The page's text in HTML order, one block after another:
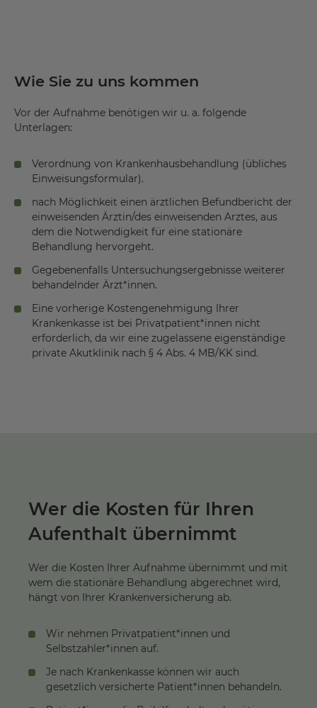
Wie Sie zu uns kommen
Vor der Aufnahme benötigen wir u. a. folgende
Unterlagen:
Verordnung von Krankenhausbehandlung (übliches
Einweisungsformular).
nach Möglichkeit einen ärztlichen Befundbericht der
einweisenden Ärztin/des einweisenden Arztes, aus
dem die Notwendigkeit für eine stationäre
Behandlung hervorgeht.
Gegebenenfalls Untersuchungsergebnisse weiterer
behandelnder Ärzt*innen.
Eine vorherige Kostengenehmigung Ihrer
Krankenkasse ist bei Privatpatient*innen nicht
erforderlich, da wir eine zugelassene eigenständige
private Akutklinik nach § 4 Abs. 4 MB/KK sind.
Wer die Kosten für Ihren
Aufenthalt übernimmt
Wer die Kosten Ihrer Aufnahme übernimmt und mit
wem die stationäre Behandlung abgerechnet wird,
hängt von Ihrer Krankenversicherung ab.
Wir nehmen Privatpatient*innen und
Selbstzahler*innen auf.
Je nach Krankenkasse können wir auch
gesetzlich versicherte Patient*innen behandeln.